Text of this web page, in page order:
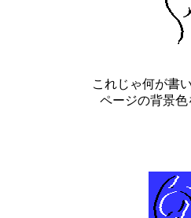
これじゃ何が書
ページの背景